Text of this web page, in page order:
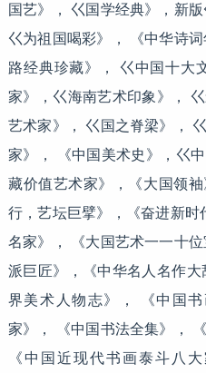
国艺》， 巜国学经典》，新
巜为祖国喝彩》， 《中华诗
路经典珍藏》， 巜中国十大
家》，巜海南艺术印象》，
艺术家》， 巜国之脊梁》，
家》， 《中国美术史》，巜
藏价值艺术家》，《大国领
行，艺坛巨擘》，《奋进新时
名家》， 《大国艺术一一十
派巨匠》，《中华名人名作
界美术人物志》， 《中国
家》， 《中国书法全集》，
《中国近现代书画泰斗八